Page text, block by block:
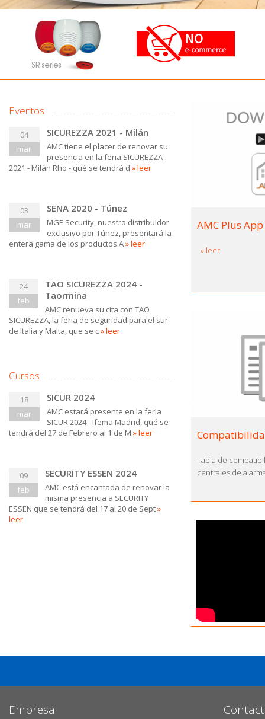
Eventos
04
mar
SICUREZZA 2021 - Milán
AMC tiene el placer de renovar su
presencia en la feria SICUREZZA
2021 - Milán Rho - qué se tendrá d » leer
03
mar
SENA 2020 - Túnez
MGE Security, nuestro distribuidor
exclusivo por Túnez, presentará la
entera gama de los productos A» leer
24
feb
TAO SICUREZZA 2024 -
Taormina
AMC renueva su cita con TAO
SICUREZZA, la feria de seguridad para el sur
de Italia y Malta, que se c» leer
Cursos
18
mar
SICUR 2024
AMC estará presente en la feria
SICUR 2024 - Ifema Madrid, qué se
tendrá del 27 de Febrero al 1 de M » leer
09
feb
SECURITY ESSEN 2024
AMC está encantada de renovar la
misma presencia a SECURITY
ESSEN que se tendrá del 17 al 20 de Sept»
leer
AMC Plus App
» leer
Tabla de
centrales de
Empresa